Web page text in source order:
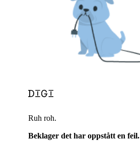
Ruh roh.
Beklager det har oppstått en feil.